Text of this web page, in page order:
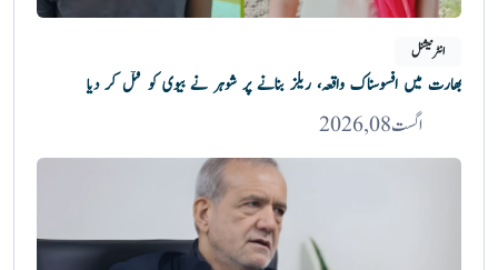
انٹرنیشنل
بھارت میں افسوسناک واقعہ، ریلز بنانے پر شوہر نے بیوی کو قتل کر دیا
اگست 08, 2026